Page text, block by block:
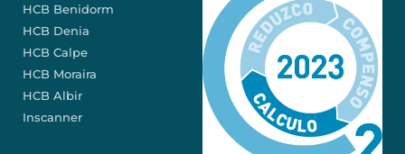
HCB Benidorm
HCB Denia
HCB Calpe
HCB Moraira
HCB Albir
Inscanner